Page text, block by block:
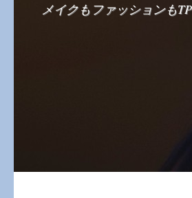
メイクもファッションも